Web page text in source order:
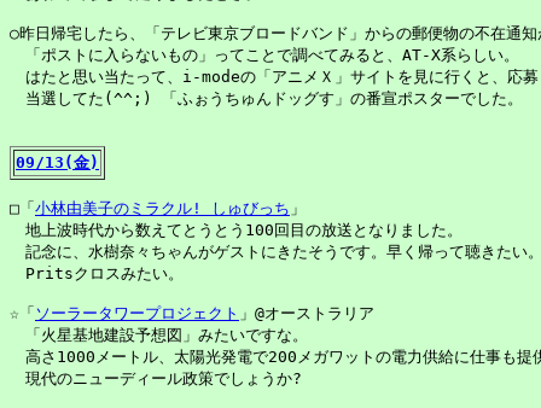
○昨日帰宅したら、「テレビ東京ブロードバンド」からの郵便物の不在通
「ポストに入らないもの」ってことで調べてみると、AT-X系らしい。
はたと思い当たって、i-modeの「アニメＸ」サイトを見に行くと、応募
当選してた(^^;) 「ふぉうちゅんドッグす」の番宣ポスターでした。
09/13(金)
□「 小林由美子のミラクル! しゅびっち 」
地上波時代から数えてとうとう100回目の放送となりました。
記念に、水樹奈々ちゃんがゲストにきたそうです。早く帰って聴きたい
Pritsクロスみたい。
☆「 ソーラータワープロジェクト 」@オーストラリア
「火星基地建設予想図」みたいですな。
高さ1000メートル、太陽光発電で200メガワットの電力供給に仕事も提
現代のニューディール政策でしょうか?